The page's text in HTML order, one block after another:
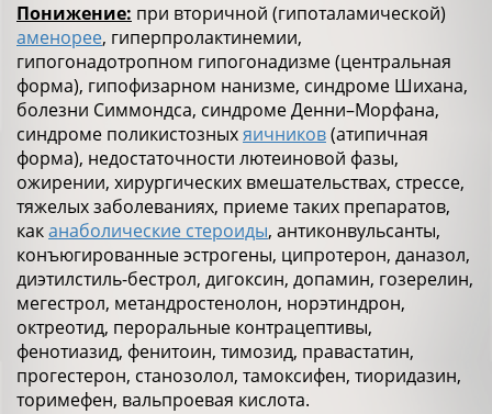
Понижение: при вторичной (гипоталамической)
аменорее, гиперпролактинемии,
гипогонадотропном гипогонадизме (центральная
форма), гипофизарном нанизме, синдроме Шихана,
болезни Симмондса, синдроме Денни–Морфана,
синдроме поликистозныхяичников(атипичная
форма), недостаточности лютеиновой фазы,
ожирении, хирургических вмешательствах, стрессе,
тяжелых заболеваниях, приеме таких препаратов,
каканаболические стероиды, антиконвульсанты,
конъюгированные эстрогены, ципротерон, даназол,
диэтилстиль-бестрол, дигоксин, допамин, гозерелин,
мегестрол, метандростенолон, норэтиндрон,
октреотид, пероральные контрацептивы,
фенотиазид, фенитоин, тимозид, правастатин,
прогестерон, станозолол, тамоксифен, тиоридазин,
торимефен, вальпроевая кислота.